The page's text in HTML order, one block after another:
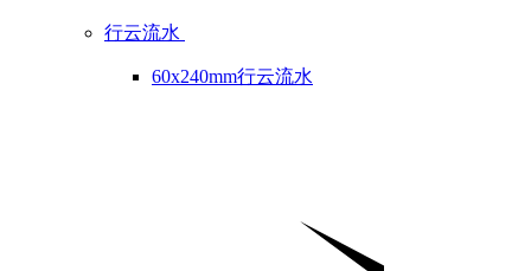
行云流水
60x240mm行云流水